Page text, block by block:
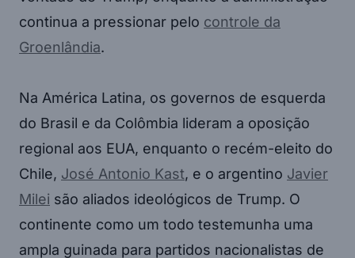
continua a pressionar pelo controle da
Groenlândia.
Na América Latina, os governos de esquerda
do Brasil e da Colômbia lideram a oposição
regional aos EUA, enquanto o recém-eleito do
Chile, José Antonio Kast, e o argentino Javier
Milei são aliados ideológicos de Trump. O
continente como um todo testemunha uma
ampla guinada para partidos nacionalistas de